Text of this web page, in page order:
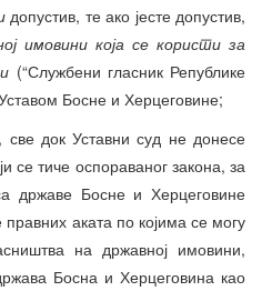
допустив, те ако јесте допустив,
имовини која се користи за
(“Службени гласник Републике
Босне и Херцеговине;
све док Уставни суд не донесе
се тиче оспораваног закона, за
државе Босне и Херцеговине
аката по којима се могу
на државној имовини,
Босна и Херцеговина као